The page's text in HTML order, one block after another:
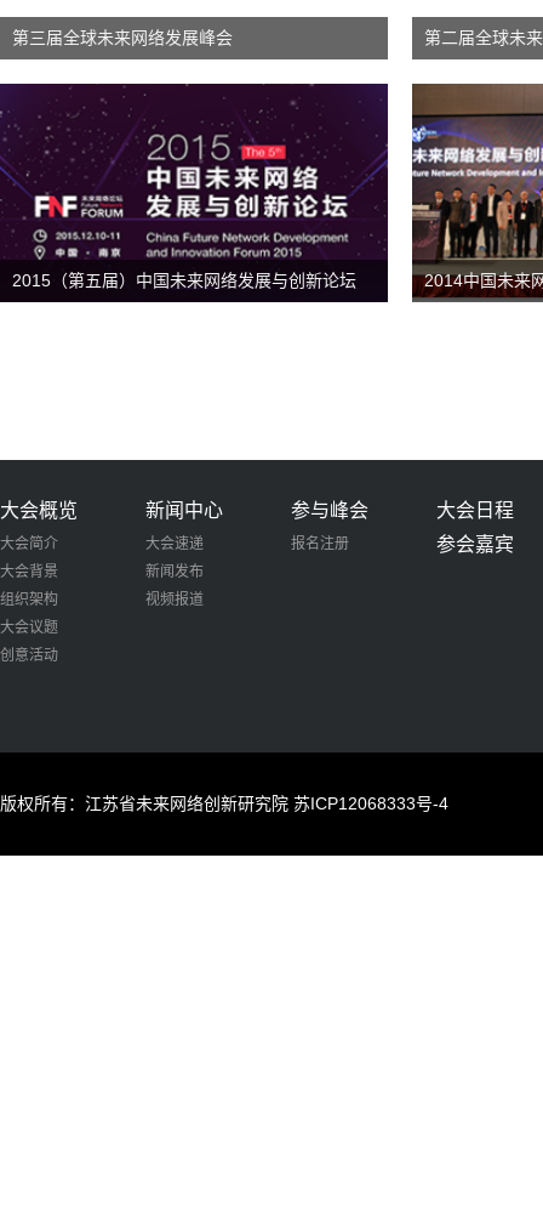
第三届全球未来网络发展峰会 第二届全球未
2015（第五届）中国未来网络发展与创新论坛 2014中国未来
大会概览
大会简介
大会背景
组织架构
大会议题
创意活动
新闻中心
大会速递
新闻发布
视频报道
参与峰会
报名注册
大会日程
参会嘉宾
版权所有：江苏省未来网络创新研究院 苏ICP12068333号-4